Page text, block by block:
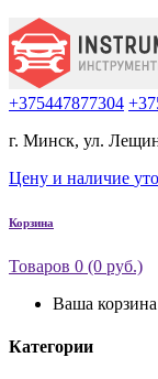
+375447877304
г. Минск, ул.
Цену и наличие
Корзина
Товаров 0 (0 руб.)
Ваша
Категории